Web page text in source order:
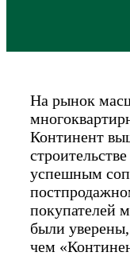
На рынок
Континент
успешным
покупателей
были
чем